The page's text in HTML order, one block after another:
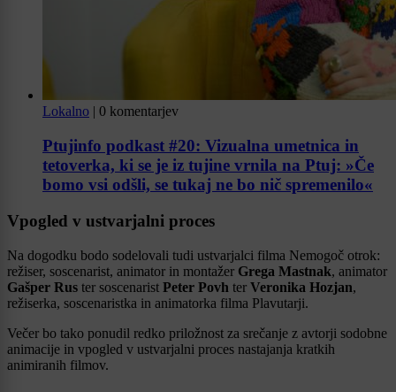
Lokalno | 0 komentarjev
Ptujinfo podkast #20: Vizualna umetnica in
tetoverka, ki se je iz tujine vrnila na Ptuj: »Če
bomo vsi odšli, se tukaj ne bo nič spremenilo«
Vpogled v ustvarjalni proces
Na dogodku bodo sodelovali tudi ustvarjalci filma Nemogoč otrok:
režiser, soscenarist, animator in montažer Grega Mastnak, animator
Gašper Rus ter soscenarist Peter Povh ter Veronika Hozjan,
režiserka, soscenaristka in animatorka filma Plavutarji.
Večer bo tako ponudil redko priložnost za srečanje z avtorji sodobne
animacije in vpogled v ustvarjalni proces nastajanja kratkih
animiranih filmov.